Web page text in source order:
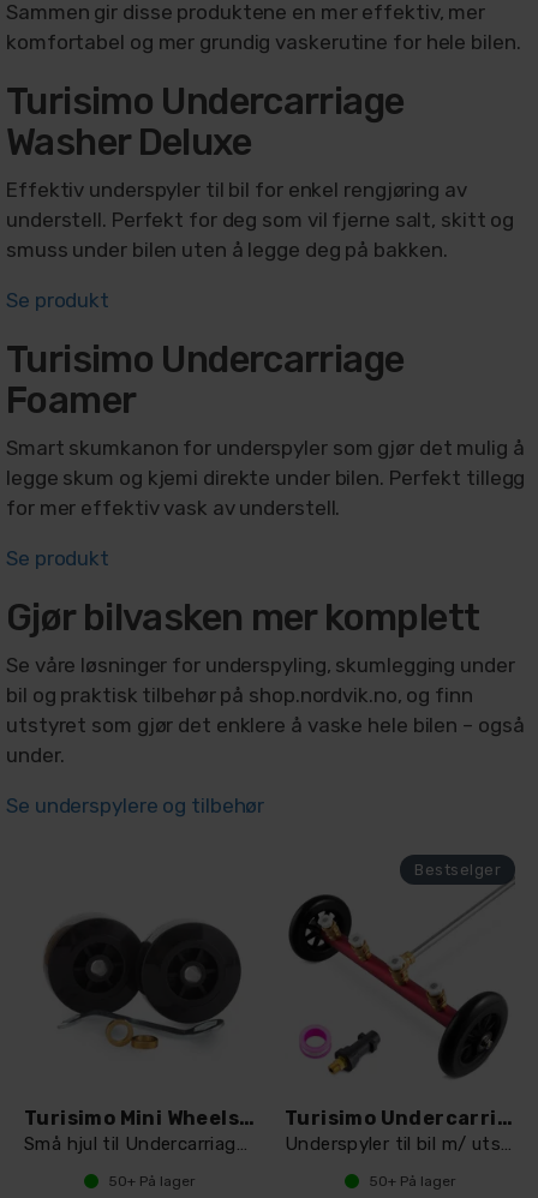
Sammen gir disse produktene en mer effektiv, mer
komfortabel og mer grundig vaskerutine for hele bilen.
Turisimo Undercarriage
Washer Deluxe
Effektiv underspyler til bil for enkel rengjøring av
understell. Perfekt for deg som vil fjerne salt, skitt og
smuss under bilen uten å legge deg på bakken.
Se produkt
Turisimo Undercarriage
Foamer
Smart skumkanon for underspyler som gjør det mulig å
legge skum og kjemi direkte under bilen. Perfekt tillegg
for mer effektiv vask av understell.
Se produkt
Gjør bilvasken mer komplett
Se våre løsninger for underspyling, skumlegging under
bil og praktisk tilbehør på shop.nordvik.no, og finn
utstyret som gjør det enklere å vaske hele bilen – også
under.
Se underspylere og tilbehør
Turisimo Mini Wheels 10mm
Små hjul til Undercarriage Washer 10mm
50+På lager
Turisimo Undercarriage Washer Deluxe
Underspyler til bil m/ utskiftbare dyser
50+På lager